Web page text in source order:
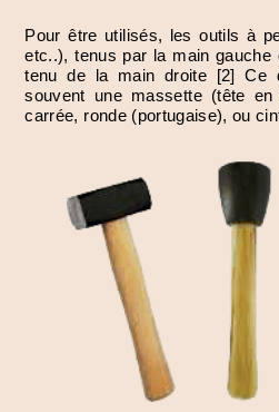
Pour être utilisés, les outils à
etc..), tenus par la main gauche
tenu de la main droite [2] Ce
souvent une massette (tête
carrée, ronde (portugaise), ou